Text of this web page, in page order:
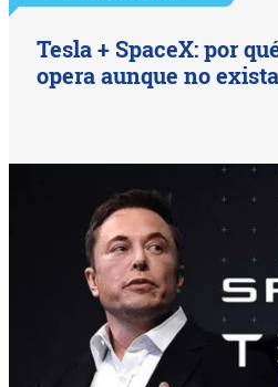
Tesla + SpaceX: por
opera aunque no